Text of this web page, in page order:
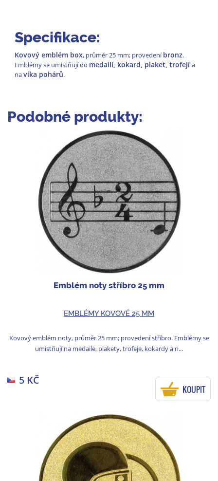
Specifikace:
Kovový emblém box, průměr 25 mm; provedeníbronz.
Emblémy se umistňují do medailí, kokard, plaket, trofejía
navíka pohárů.
Podobné produkty:
Emblém noty stříbro 25 mm
EMBLÉMY KOVOVÉ 25 MM
Kovový emblém noty, průměr 25 mm; provedení stříbro. Emblémy se
umistňují na medaile, plakety, trofeje, kokardy a n...
5 KČ
KOUPIT